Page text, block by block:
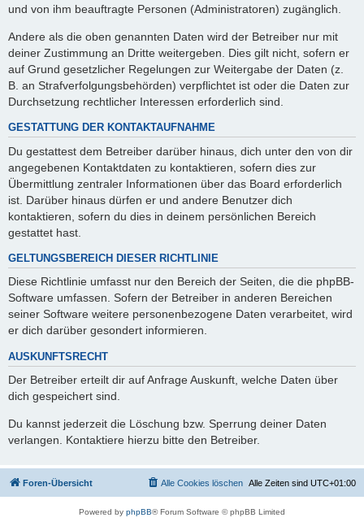
und von ihm beauftragte Personen (Administratoren) zugänglich.
Andere als die oben genannten Daten wird der Betreiber nur mit
deiner Zustimmung an Dritte weitergeben. Dies gilt nicht, sofern er
auf Grund gesetzlicher Regelungen zur Weitergabe der Daten (z.
B. an Strafverfolgungsbehörden) verpflichtet ist oder die Daten zur
Durchsetzung rechtlicher Interessen erforderlich sind.
GESTATTUNG DER KONTAKTAUFNAHME
Du gestattest dem Betreiber darüber hinaus, dich unter den von dir
angegebenen Kontaktdaten zu kontaktieren, sofern dies zur
Übermittlung zentraler Informationen über das Board erforderlich
ist. Darüber hinaus dürfen er und andere Benutzer dich
kontaktieren, sofern du dies in deinem persönlichen Bereich
gestattet hast.
GELTUNGSBEREICH DIESER RICHTLINIE
Diese Richtlinie umfasst nur den Bereich der Seiten, die die phpBB-
Software umfassen. Sofern der Betreiber in anderen Bereichen
seiner Software weitere personenbezogene Daten verarbeitet, wird
er dich darüber gesondert informieren.
AUSKUNFTSRECHT
Der Betreiber erteilt dir auf Anfrage Auskunft, welche Daten über
dich gespeichert sind.
Du kannst jederzeit die Löschung bzw. Sperrung deiner Daten
verlangen. Kontaktiere hierzu bitte den Betreiber.
Foren-Übersicht Alle Zeiten sind UTC+01:00
Alle Cookies löschen
Powered by phpBB® Forum Software © phpBB Limited